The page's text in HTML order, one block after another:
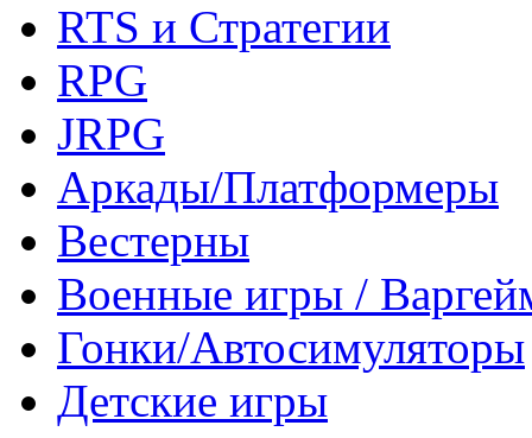
RTS и Стратегии
RPG
JRPG
Аркады/Платформеры
Вестерны
Военные игры /
Гонки/Автосимуляторы
Детские игры